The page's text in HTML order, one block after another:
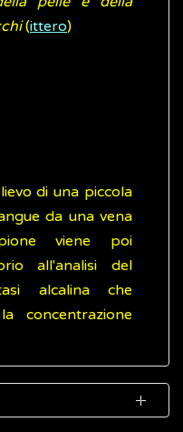
(ittero)
di una piccola
da una vena
viene poi
all'analisi del
alcalina che
concentrazione